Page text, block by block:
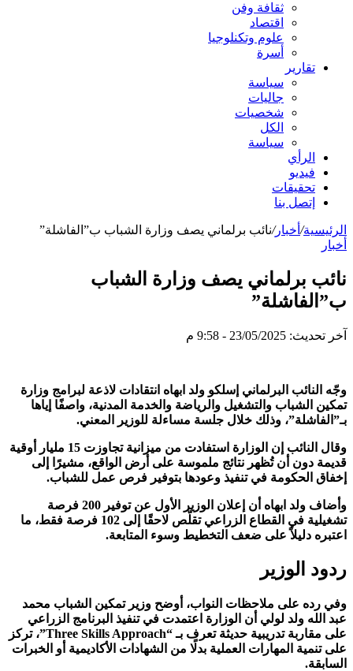
ثقافة وفن
اقتصاد
علوم وتكنلوجيا
أسرة
تقارير
سياسة
جاليات
شخصيات
الكل
سياسة
الرأي
فيديو
تحقيقات
إتصل بنا
الرئيسية/ أخبار/نائب برلماني يصف وزارة الشباب ب”الفاشلة”
أخبار
نائب برلماني يصف وزارة الشباب
ب”الفاشلة”
آخر تحديث: 23/05/2025 - 9:58 م
وجّه النائب البرلماني إسلكو ولد ابهاه انتقادات لاذعة لبرامج وزارة
تمكين الشباب والتشغيل والرياضة والخدمة المدنية، واصفًا إياها
بـ”الفاشلة”، وذلك خلال جلسة مساءلة للوزير المعني.
وقال النائب إن الوزارة استفادت من ميزانية تجاوزت 15 مليار أوقية
قديمة دون أن تُظهر نتائج ملموسة على أرض الواقع، مشيرًا إلى
إخفاق الحكومة في تنفيذ وعودها بتوفير فرص عمل للشباب.
وأضاف ولد ابهاه أن إعلان الوزير الأول عن توفير 200 فرصة
تشغيلية في القطاع الزراعي تقلّص لاحقًا إلى 102 فرصة فقط، ما
اعتبره دليلاً على ضعف التخطيط وسوء المتابعة.
ردود الوزير
وفي رده على ملاحظات النواب، أوضح وزير تمكين الشباب محمد
عبد الله ولد لولي أن الوزارة اعتمدت في تنفيذ البرنامج الزراعي
على مقاربة تدريبية حديثة تعرف بـ “Three Skills Approach”، تركز
على تنمية المهارات العملية بدلًا من الشهادات الأكاديمية أو الخبرات
السابقة.